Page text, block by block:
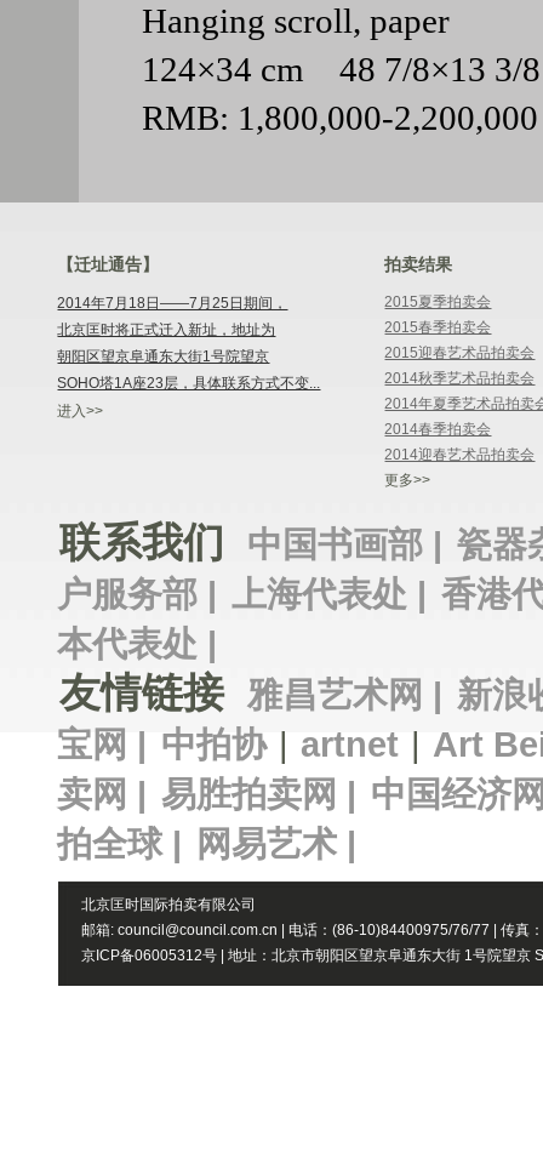
Hanging scroll, paper
124×34 cm 48 7/8×13
RMB: 1,800,000-2,200,000
【迁址通告】
2014年7月18日——7月25日期间，
北京匡时将正式迁入新址，地址为
朝阳区望京阜通东大街1号院望京
SOHO塔1A座23层，具体联系方式不变...
进入>>
拍卖结果
2015夏季拍卖会
2015春季拍卖会
2015迎春艺术品拍卖会
2014秋季艺术品拍卖会
2014年夏季艺术品拍卖
2014春季拍卖会
2014迎春艺术品拍卖会
更多>>
联系我们 中国书画部 | 瓷器
户服务部 | 上海代表处 | 香港
本代表处 |
友情链接 雅昌艺术网 | 新浪
宝网 | 中拍协 | artnet | Art
卖网 | 易胜拍卖网 | 中国经济
拍全球 |
网易艺术 |
北京匡时国际拍卖有限公司
邮箱: council@council.com.cn | 电话：(86-10)84400975/76/77 | 传真
京ICP备06005312号 | 地址：北京市朝阳区望京阜通东大街 1号院望京